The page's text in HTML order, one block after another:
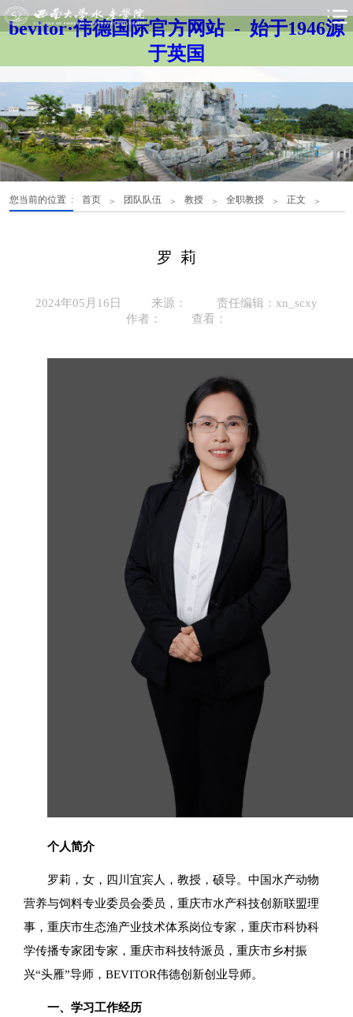
bevitor·伟德国际官方网站 - 始于1946源
于英国
您当前的位置 : 首页 > 团队队伍 > 教授 > 全职教授 > 正文 >
罗 莉
2024年05月16日 来源：
责任编辑：xn_scxy
作者：
查看：
个人简介
罗莉，女，四川宜宾人，教授，硕导。中国水产动物
营养与饲料专业委员会委员，重庆市水产科技创新联盟理
事，重庆市生态渔产业技术体系岗位专家，重庆市科协科
学传播专家团专家，重庆市科技特派员，重庆市乡村振
兴“头雁”导师，BEVITOR伟德创新创业导师。
一、学习工作经历